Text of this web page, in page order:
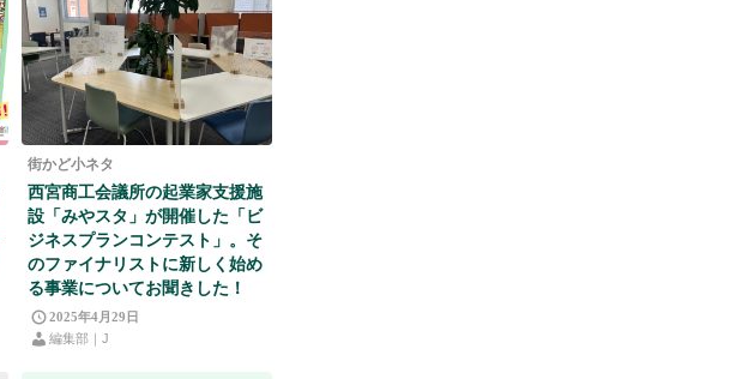
街かど小ネタ
西宮商工会議所の起業家支援施
設「みやスタ」が開催した「ビ
ジネスプランコンテスト」。そ
のファイナリストに新しく始め
る事業についてお聞きした！
2025年4月29日
編集部｜J